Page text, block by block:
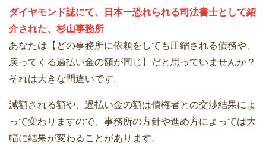
ダイヤモンド誌にて、日本一恐れられる司法書士として紹
介された、杉山事務所
あなたは【どの事務所に依頼をしても圧縮される債務や、
戻ってくる過払い金の額が同じ】だと思っていませんか？
それは大きな間違いです。
減額される額や、過払い金の額は債権者との交渉結果によ
って変わりますので、事務所の方針や進め方によっては大
幅に結果が変わることがあります。